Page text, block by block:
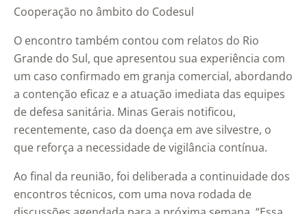
Cooperação no âmbito do Codesul
O encontro também contou com relatos do Rio
Grande do Sul, que apresentou sua experiência com
um caso confirmado em granja comercial, abordando
a contenção eficaz e a atuação imediata das equipes
de defesa sanitária. Minas Gerais notificou,
recentemente, caso da doença em ave silvestre, o
que reforça a necessidade de vigilância contínua.
Ao final da reunião, foi deliberada a continuidade dos
encontros técnicos, com uma nova rodada de